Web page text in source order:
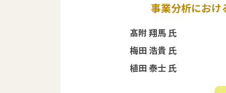
事業分析におけ
髙附 翔馬 氏
梅田 浩貴 氏
植田 泰士 氏